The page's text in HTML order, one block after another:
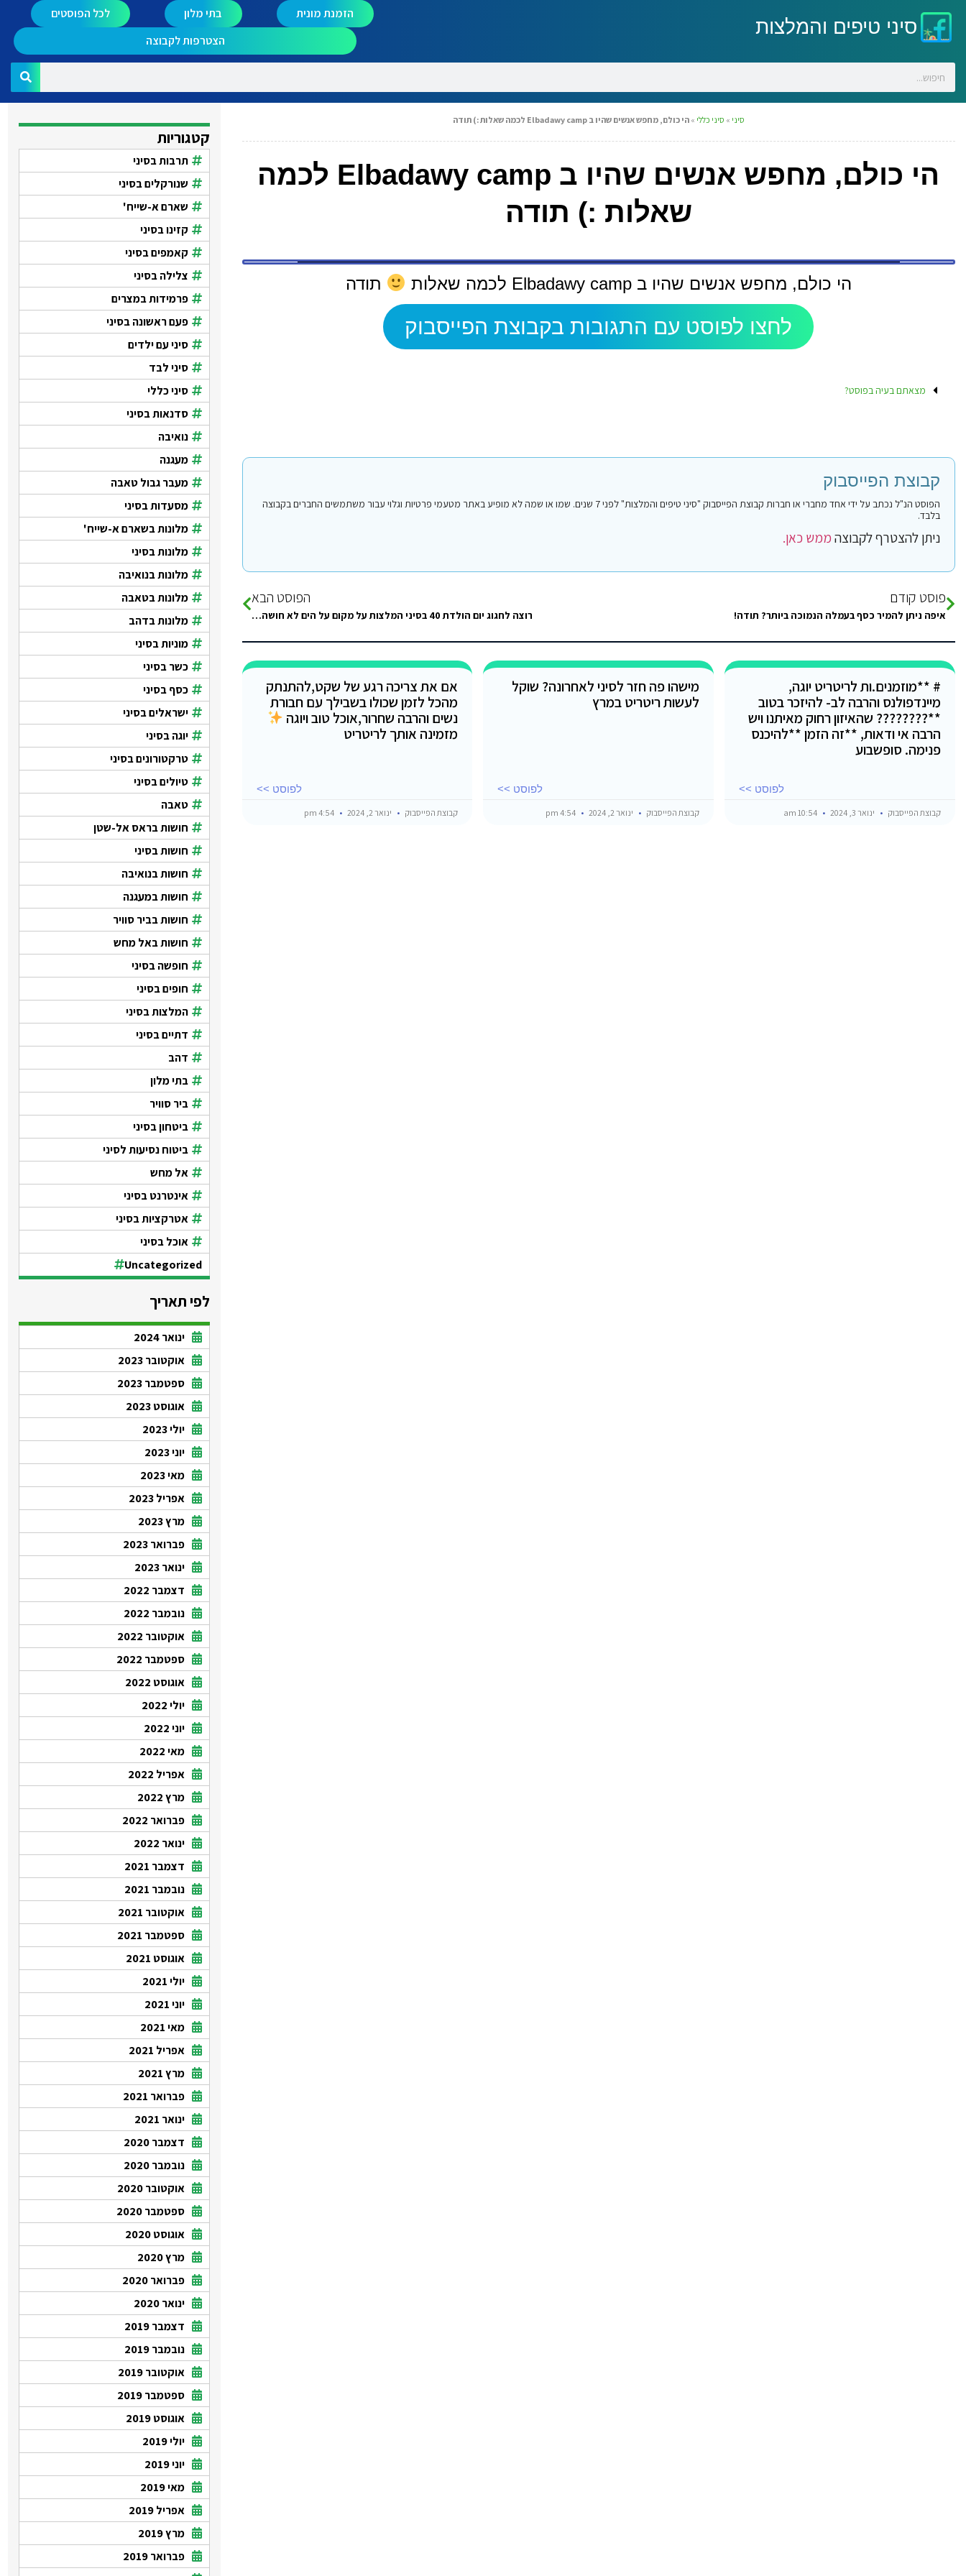
סיני טיפים והמלצות
הזמנת מונית בתי מלון
לכל הפוסטים
הצטרפות לקבוצה
סיני » סיני כללי »הי כולם, מחפש אנשים שהיו ב Elbadawy camp לכמה שאלות :) תודה
הי כולם, מחפש אנשים שהיו ב Elbadawy camp לכמה
שאלות :) תודה
הי כולם, מחפש אנשים שהיו ב Elbadawy camp לכמה שאלות תודה
לחצו לפוסט עם התגובות בקבוצת הפייסבוק
מצאתם בעיה בפוסט?
קבוצת הפייסבוק
הפוסט הנ"ל נכתב על ידי אחד מחברי או חברות קבוצת הפייסבוק "סיני טיפים והמלצות" לפני 7 שנים. שמו או שמה לא מופיע באתר מטעמי פרטיות וגלוי עבור משתמשים החברים בקבוצה
בלבד.
ניתן להצטרף לקבוצהממש כאן.
פוסט קודם
איפה ניתן להמיר כסף בעמלה הנמוכה ביותר? תודה!
הפוסט הבא
רוצה לחגוג יום הולדת 40 בסיני המלצות על מקום על הים לא חושה…
# **מוזמנים.ות לריטריט יוגה,
מיינדפולנס והרבה לב- להיזכר בטוב
**???????? שהאיזון רחוק מאיתנו ויש
הרבה אי ודאות, **זה הזמן **להיכנס
פנימה. סופשבוע
לפוסט >>
קבוצת הפייסבוק ינואר 3, 2024
מישהו פה חזר לסיני לאחרונה? שוקל
לעשות ריטריט במרץ
לפוסט >>
קבוצת הפייסבוק ינואר 2, 2024
אם את צריכה רגע של שקט,להתנתק
מהכל לזמן שכולו בשבילך עם חבורת
נשים והרבה שחרור,אוכל טוב ויוגה
מזמינה אותך לריטריט
לפוסט >>
קבוצת הפייסבוק ינואר 2, 2024
קטגוריות
תרבות בסיני
שנורקלים בסיני
שארם א-שייח'
קזינו בסיני
קאמפים בסיני
צלילה בסיני
פרמידות במצרים
פעם ראשונה בסיני
סיני עם ילדים
סיני לבד
סיני כללי
סדנאות בסיני
נואיבה
מעגנה
מעבר גבול טאבה
מסעדות בסיני
מלונות בשארם א-שייח'
מלונות בסיני
מלונות בנואיבה
מלונות בטאבה
מלונות בדהב
מוניות בסיני
כשר בסיני
כסף בסיני
ישראלים בסיני
יוגה בסיני
טרקטורונים בסיני
טיולים בסיני
טאבה
חושות בראס אל-שטן
חושות בסיני
חושות בנואיבה
חושות במעגנה
חושות בביר סוויר
חושות באל מחש
חופשה בסיני
חופים בסיני
המלצות בסיני
דתיים בסיני
דהב
בתי מלון
ביר סוויר
ביטחון בסיני
ביטוח נסיעות לסיני
אל מחש
אינטרנט בסיני
אטרקציות בסיני
אוכל בסיני
Uncategorized
לפי תאריך
ינואר 2024
אוקטובר 2023
ספטמבר 2023
אוגוסט 2023
יולי 2023
יוני 2023
מאי 2023
אפריל 2023
מרץ 2023
פברואר 2023
ינואר 2023
דצמבר 2022
נובמבר 2022
אוקטובר 2022
ספטמבר 2022
אוגוסט 2022
יולי 2022
יוני 2022
מאי 2022
אפריל 2022
מרץ 2022
פברואר 2022
ינואר 2022
דצמבר 2021
נובמבר 2021
אוקטובר 2021
ספטמבר 2021
אוגוסט 2021
יולי 2021
יוני 2021
מאי 2021
אפריל 2021
מרץ 2021
פברואר 2021
ינואר 2021
דצמבר 2020
נובמבר 2020
אוקטובר 2020
ספטמבר 2020
אוגוסט 2020
מרץ 2020
פברואר 2020
ינואר 2020
דצמבר 2019
נובמבר 2019
אוקטובר 2019
ספטמבר 2019
אוגוסט 2019
יולי 2019
יוני 2019
מאי 2019
אפריל 2019
מרץ 2019
פברואר 2019